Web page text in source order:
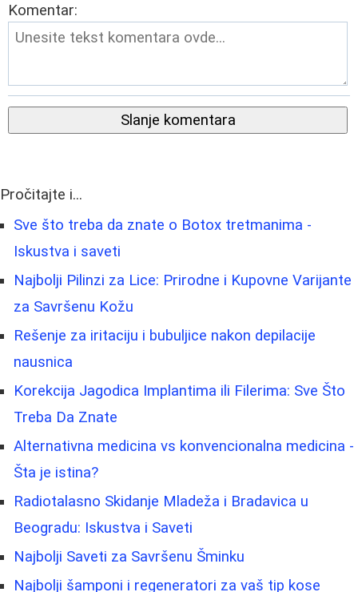
Komentar:
Slanje komentara
Pročitajte i...
Sve što treba da znate o Botox tretmanima -
Iskustva i saveti
Najbolji Pilinzi za Lice: Prirodne i Kupovne Varijante
za Savršenu Kožu
Rešenje za iritaciju i bubuljice nakon depilacije
nausnica
Korekcija Jagodica Implantima ili Filerima: Sve Što
Treba Da Znate
Alternativna medicina vs konvencionalna medicina -
Šta je istina?
Radiotalasno Skidanje Mladeža i Bradavica u
Beogradu: Iskustva i Saveti
Najbolji Saveti za Savršenu Šminku
Najbolji šamponi i regeneratori za vaš tip kose